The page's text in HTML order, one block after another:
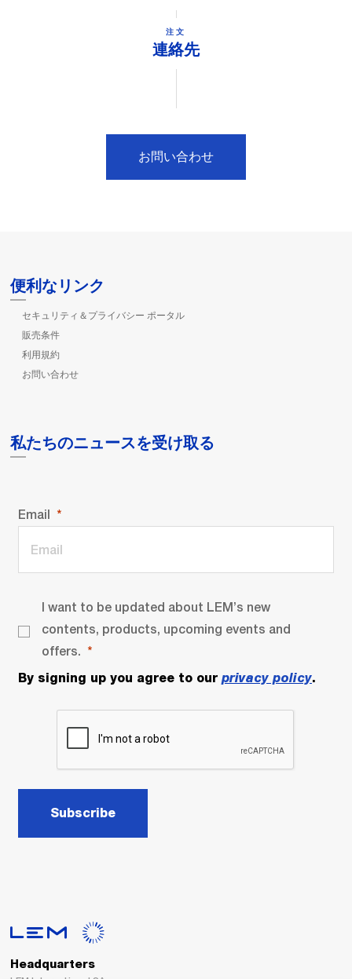
注文
連絡先
お問い合わせ
便利なリンク
セキュリティ＆プライバシー ポータル
販売条件
利用規約
お問い合わせ
私たちのニュースを受け取る
Email
I want to be updated about LEM’s new
contents, products, upcoming events and
offers.
By signing up you agree to our privacy policy.
Subscribe
Headquarters